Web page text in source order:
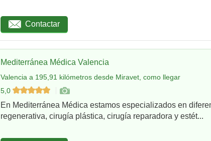
Contactar
Mediterránea Médica Valencia
Valencia a 195,91 kilómetros desde Miravet, como llegar
5,0
En Mediterránea Médica estamos especializados en
regenerativa, cirugía plástica, cirugía reparadora y estét...